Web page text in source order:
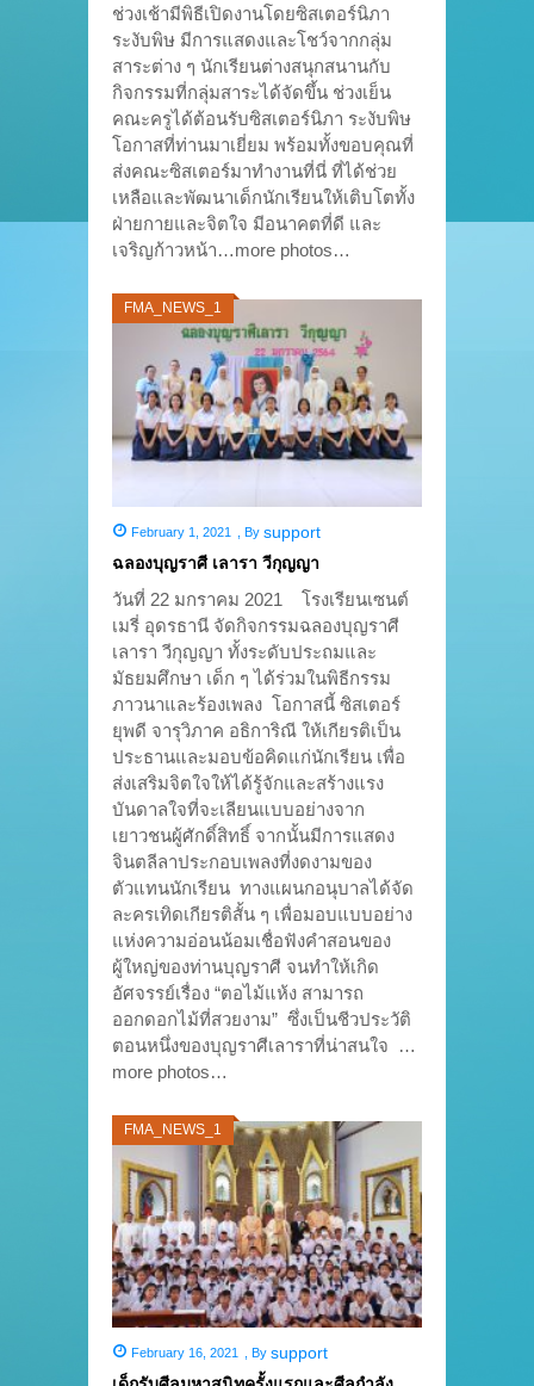
ช่วงเช้ามีพิธีเปิดงานโดยซิสเตอร์นิภา
ระงับพิษ มีการแสดงและโชว์จากกลุ่ม
สาระต่าง ๆ นักเรียนต่างสนุกสนานกับ
กิจกรรมที่กลุ่มสาระได้จัดขึ้น ช่วงเย็น
คณะครูได้ต้อนรับซิสเตอร์นิภา ระงับพิษ
โอกาสที่ท่านมาเยี่ยม พร้อมทั้งขอบคุณที่
ส่งคณะซิสเตอร์มาทำงานที่นี่ ที่ได้ช่วย
เหลือและพัฒนาเด็กนักเรียนให้เติบโตทั้ง
ฝ่ายกายและจิตใจ มีอนาคตที่ดี และ
เจริญก้าวหน้า…more photos…
FMA_NEWS_1
February 1, 2021 By support
ฉลองบุญราศี เลารา วีกุญญา
วันที่ 22 มกราคม 2021 โรงเรียนเซนต์
เมรี่ อุดรธานี จัดกิจกรรมฉลองบุญราศี
เลารา วีกุญญา ทั้งระดับประถมและ
มัธยมศึกษา เด็ก ๆ ได้ร่วมในพิธีกรรม
ภาวนาและร้องเพลง โอกาสนี้ ซิสเตอร์
ยุพดี จารุวิภาค อธิการิณี ให้เกียรติเป็น
ประธานและมอบข้อคิดแก่นักเรียน เพื่อ
ส่งเสริมจิตใจให้ได้รู้จักและสร้างแรง
บันดาลใจที่จะเลียนแบบอย่างจาก
เยาวชนผู้ศักดิ์สิทธิ์ จากนั้นมีการแสดง
จินตลีลาประกอบเพลงที่งดงามของ
ตัวแทนนักเรียน ทางแผนกอนุบาลได้จัด
ละครเทิดเกียรติสั้น ๆ เพื่อมอบแบบอย่าง
แห่งความอ่อนน้อมเชื่อฟังคำสอนของ
ผู้ใหญ่ของท่านบุญราศี จนทำให้เกิด
อัศจรรย์เรื่อง “ตอไม้แห้ง สามารถ
ออกดอกไม้ที่สวยงาม” ซึ่งเป็นชีวประวัติ
ตอนหนึ่งของบุญราศีเลาราที่น่าสนใจ …
more photos…
FMA_NEWS_1
February 16, 2021 By support